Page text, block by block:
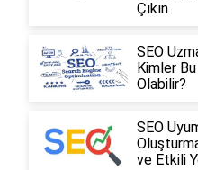
Çıkın
SEO
Kimler
Olabilir?
SEO
ve Etkili